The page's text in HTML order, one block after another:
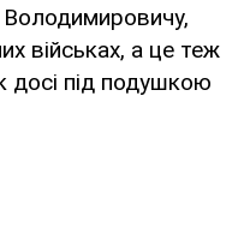
військах, а це теж
досі під подушкою